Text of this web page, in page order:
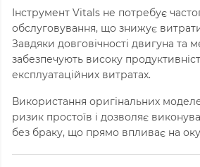
Інструмент Vitals не потребує
обслуговування, що знижує
Завдяки довговічності двигуна та
забезпечують високу
експлуатаційних витратах.
Використання оригінальних
ризик простоїв і дозволяє
без браку, що прямо впливає на